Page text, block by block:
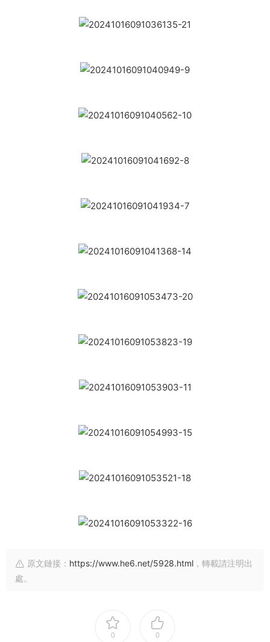
原文鏈接： https://www.he6.net/5928.html ，轉載請注明出
處。
0 0